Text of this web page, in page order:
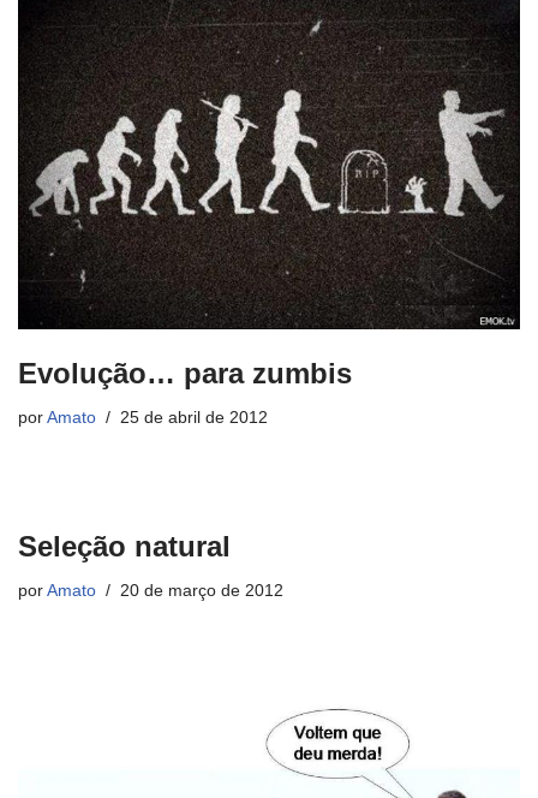
Evolução… para zumbis
por Amato 25 de abril de 2012
Seleção natural
por Amato 20 de março de 2012